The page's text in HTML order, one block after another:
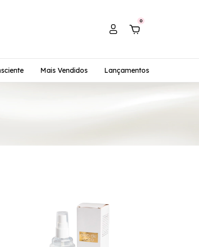
0
Mais Vendidos Lançamentos